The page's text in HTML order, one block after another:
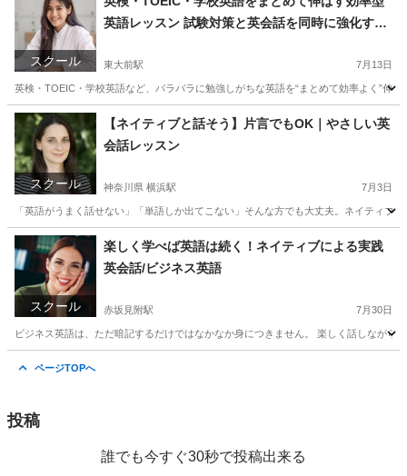
スクール
英語レッスン 試験対策と英会話を同時に強化する
東大前駅 7月13日
英検・TOEIC・学校英語など、バラバラに勉強しがちな英語を“まとめて効率よく”伸
東京 文京区 東大前駅 予備校 TOEIC
スクール
【ネイティブと話そう】片言でもOK｜やさしい英
会話レッスン
神奈川県 横浜駅 7月3日
「英語がうまく話せない」「単語しか出てこない」そんな方でも大丈夫。ネイティ
神奈川 横浜市 横浜駅 英会話 ネイティブ
スクール
楽しく学べば英語は続く！ネイティブによる実践
英会話/ビジネス英語
赤坂見附駅 7月30日
ビジネス英語は、ただ暗記するだけではなかなか身につきません。 楽しく話しなが
ページTOPへ
投稿
誰でも今すぐ30秒で投稿出来る